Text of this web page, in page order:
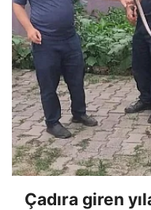
Çadıra giren